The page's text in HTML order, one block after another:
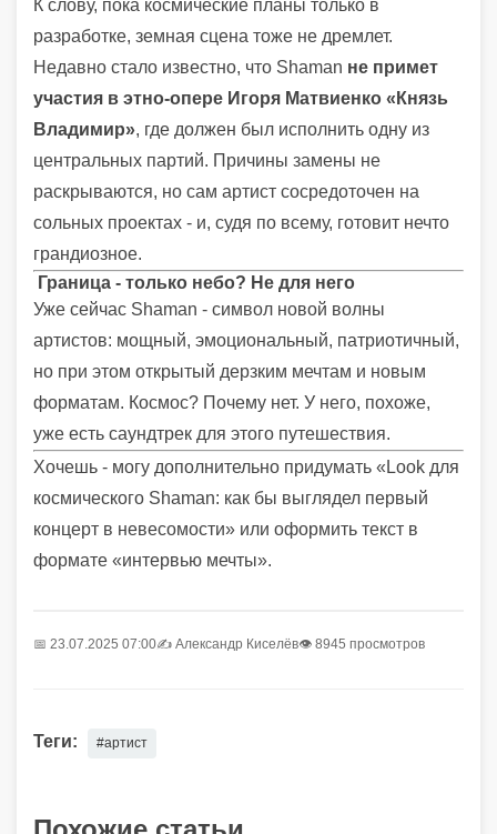
К слову, пока космические планы только в
разработке, земная сцена тоже не дремлет.
Недавно стало известно, что Shaman не примет
участия в этно-опере Игоря Матвиенко «Князь
Владимир», где должен был исполнить одну из
центральных партий. Причины замены не
раскрываются, но сам артист сосредоточен на
сольных проектах - и, судя по всему, готовит нечто
грандиозное.
Граница - только небо? Не для него
Уже сейчас Shaman - символ новой волны
артистов: мощный, эмоциональный, патриотичный,
но при этом открытый дерзким мечтам и новым
форматам. Космос? Почему нет. У него, похоже,
уже есть саундтрек для этого путешествия.
Хочешь - могу дополнительно придумать «Look для
космического Shaman: как бы выглядел первый
концерт в невесомости» или оформить текст в
формате «интервью мечты».
📅 23.07.2025 07:00✍️ Александр Киселёв👁 8945 просмотров
Теги: #артист